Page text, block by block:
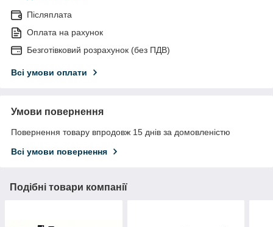
Післяплата
Оплата на рахунок
Безготівковий розрахунок (без ПДВ)
Всі умови оплати
Умови повернення
Повернення товару впродовж 15 днів за домовленістю
Всі умови повернення
Подібні товари компанії